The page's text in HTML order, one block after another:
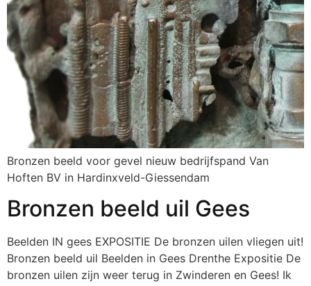
Bronzen beeld voor gevel nieuw bedrijfspand Van
Hoften BV in Hardinxveld-Giessendam
Bronzen beeld uil Gees
Beelden IN gees EXPOSITIE De bronzen uilen vliegen uit!
Bronzen beeld uil Beelden in Gees Drenthe Expositie De
bronzen uilen zijn weer terug in Zwinderen en Gees! Ik